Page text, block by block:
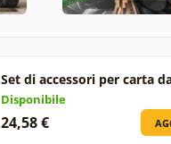
Set di accessori per carta
Disponibile
24,58 €